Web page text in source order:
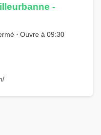
-
⋅ Ouvre à 09:30